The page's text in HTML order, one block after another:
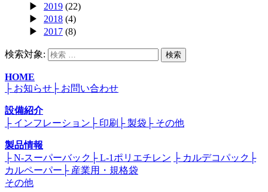
2019 (22)
2018 (4)
2017 (8)
検索対象: 検索
HOME
├ お知らせ ├ お問い合わせ
設備紹介
├ インフレーション ├ 印刷 ├ 製袋 ├ その他
製品情報
├ N-スーパーバック ├ L-1ポリエチレン ├ カルデコパック ├
カルペーパー ├ 産業用・規格袋
その他